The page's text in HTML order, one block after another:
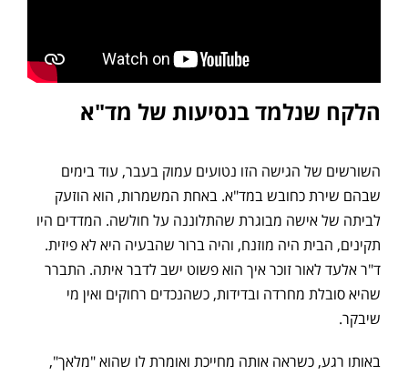
הלקח שנלמד בנסיעות של מד"א
השורשים של הגישה הזו נטועים עמוק בעבר, עוד בימים
שבהם שירת כחובש במד"א. באחת המשמרות, הוא הוזעק
לביתה של אישה מבוגרת שהתלוננה על חולשה. המדדים היו
תקינים, הבית היה מוזנח, והיה ברור שהבעיה היא לא פיזית.
ד"ר אלעד לאור זוכר איך הוא פשוט ישב לדבר איתה. התברר
שהיא סובלת מחרדה ובדידות, כשהנכדים רחוקים ואין מי
שיבקר.
באותו רגע, כשראה אותה מחייכת ואומרת לו שהוא "מלאך",